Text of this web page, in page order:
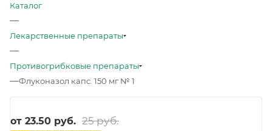
Каталог
—
Лекарственные препараты
—
Противогрибковые препараты
—Флуконазол капс. 150 мг № 1
от 23.50 руб. 25 руб.